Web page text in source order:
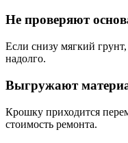
Не проверяют
Если снизу мягкий
надолго.
Выгружают
Крошку приходится
стоимость ремонта.